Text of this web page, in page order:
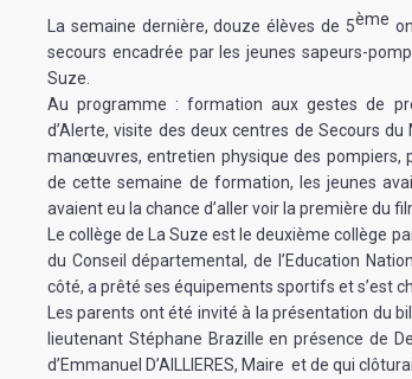
La semaine dernière, douze élèves de 5ème
secours encadrée par les jeunes sapeurs-
Suze.
Au programme : formation aux gestes de
d’Alerte, visite des deux centres de Secours
manœuvres, entretien physique des
de cette semaine de formation, les jeunes
avaient eu la chance d’aller voir la première du
Le collège de La Suze est le deuxième collège
du Conseil départemental, de l’Education
côté, a prêté ses équipements sportifs et s’est
Les parents ont été invité à la présentation du
lieutenant Stéphane Brazille en présence de
d’Emmanuel D’AILLIERES, Maire et de qui